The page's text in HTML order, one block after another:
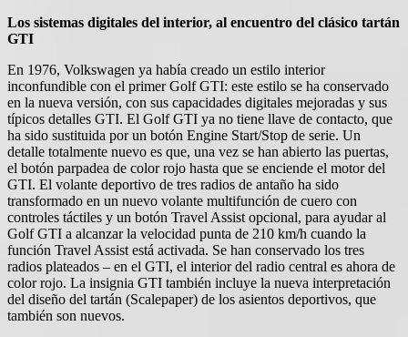
Los sistemas digitales del interior, al encuentro del clásico tartán
GTI
En 1976, Volkswagen ya había creado un estilo interior
inconfundible con el primer Golf GTI: este estilo se ha conservado
en la nueva versión, con sus capacidades digitales mejoradas y sus
típicos detalles GTI. El Golf GTI ya no tiene llave de contacto, que
ha sido sustituida por un botón Engine Start/Stop de serie. Un
detalle totalmente nuevo es que, una vez se han abierto las puertas,
el botón parpadea de color rojo hasta que se enciende el motor del
GTI. El volante deportivo de tres radios de antaño ha sido
transformado en un nuevo volante multifunción de cuero con
controles táctiles y un botón Travel Assist opcional, para ayudar al
Golf GTI a alcanzar la velocidad punta de 210 km/h cuando la
función Travel Assist está activada. Se han conservado los tres
radios plateados – en el GTI, el interior del radio central es ahora de
color rojo. La insignia GTI también incluye la nueva interpretación
del diseño del tartán (Scalepaper) de los asientos deportivos, que
también son nuevos.